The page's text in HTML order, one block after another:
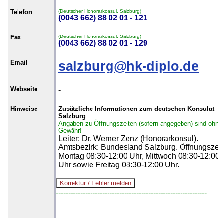
Telefon (Deutscher Honorarkonsul, Salzburg)
(0043 662) 88 02 01 - 121
Fax (Deutscher Honorarkonsul, Salzburg)
(0043 662) 88 02 01 - 129
Email salzburg@hk-diplo.de
Webseite -
Hinweise
Zusätzliche Informationen zum deutschen Konsulat
Salzburg
Angaben zu Öffnungszeiten (sofern angegeben) sind
Gewähr!
Leiter: Dr. Werner Zenz (Honorarkonsul).
Amtsbezirk: Bundesland Salzburg.
Montag 08:30-12:00 Uhr, Mittwoch 08:30-
Uhr sowie Freitag 08:30-12:00 Uhr.
--------------------------------------------------------------